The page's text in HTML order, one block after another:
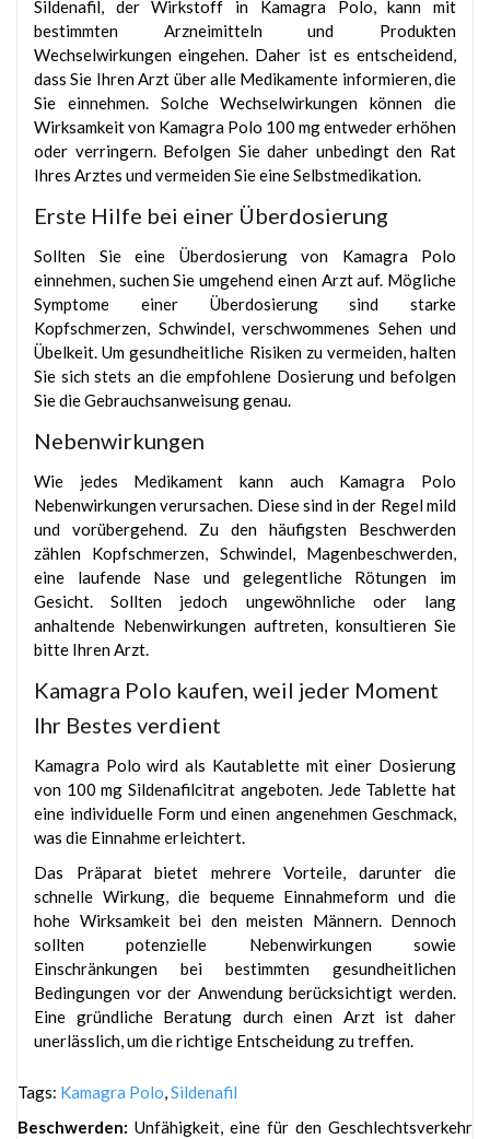
Sildenafil, der Wirkstoff in Kamagra Polo, kann mit
bestimmten Arzneimitteln und Produkten
Wechselwirkungen eingehen. Daher ist es entscheidend,
dass Sie Ihren Arzt über alle Medikamente informieren, die
Sie einnehmen. Solche Wechselwirkungen können die
Wirksamkeit von Kamagra Polo 100 mg entweder erhöhen
oder verringern. Befolgen Sie daher unbedingt den Rat
Ihres Arztes und vermeiden Sie eine Selbstmedikation.
Erste Hilfe bei einer Überdosierung
Sollten Sie eine Überdosierung von Kamagra Polo
einnehmen, suchen Sie umgehend einen Arzt auf. Mögliche
Symptome einer Überdosierung sind starke
Kopfschmerzen, Schwindel, verschwommenes Sehen und
Übelkeit. Um gesundheitliche Risiken zu vermeiden, halten
Sie sich stets an die empfohlene Dosierung und befolgen
Sie die Gebrauchsanweisung genau.
Nebenwirkungen
Wie jedes Medikament kann auch Kamagra Polo
Nebenwirkungen verursachen. Diese sind in der Regel mild
und vorübergehend. Zu den häufigsten Beschwerden
zählen Kopfschmerzen, Schwindel, Magenbeschwerden,
eine laufende Nase und gelegentliche Rötungen im
Gesicht. Sollten jedoch ungewöhnliche oder lang
anhaltende Nebenwirkungen auftreten, konsultieren Sie
bitte Ihren Arzt.
Kamagra Polo kaufen, weil jeder Moment
Ihr Bestes verdient
Kamagra Polo wird als Kautablette mit einer Dosierung
von 100 mg Sildenafilcitrat angeboten. Jede Tablette hat
eine individuelle Form und einen angenehmen Geschmack,
was die Einnahme erleichtert.
Das Präparat bietet mehrere Vorteile, darunter die
schnelle Wirkung, die bequeme Einnahmeform und die
hohe Wirksamkeit bei den meisten Männern. Dennoch
sollten potenzielle Nebenwirkungen sowie
Einschränkungen bei bestimmten gesundheitlichen
Bedingungen vor der Anwendung berücksichtigt werden.
Eine gründliche Beratung durch einen Arzt ist daher
unerlässlich, um die richtige Entscheidung zu treffen.
Tags: Kamagra Polo,Sildenafil
Beschwerden: Unfähigkeit, eine für den Geschlechtsverkehr